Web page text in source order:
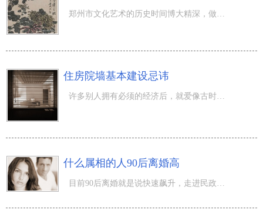
住房院墙基本建设忌讳
许多别人拥有必须的经济后，就爱像古时候达官皇室相同建个庭院把自身家的地围挡。建院墙，一要以便让房屋总
什么属相的人90后离婚高
目前90后离婚就是说快速飙升，走进民政离异的都比完婚的高，有时候会有一种幻觉是否进错门了，这般状况简直